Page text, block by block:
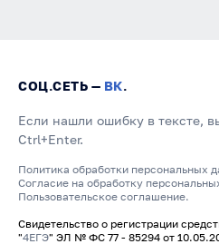
СОЦ.СЕТЬ — ВК.
Если нашли ошибку в тексте,
Ctrl+Enter.
Политика обработки персональных
Согласие на обработку
Пользовательское соглашение.
Свидетельство о регистрации
"4ЕГЭ" ЭЛ № ФС 77 - 85294 от